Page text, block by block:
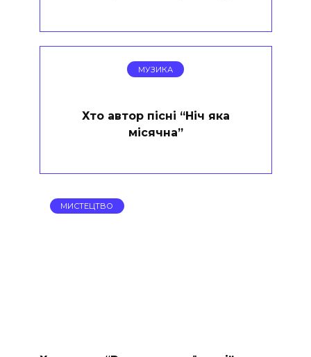
МУЗИКА
Хто автор пісні “Ніч яка
місячна”
МИСТЕЦТВО